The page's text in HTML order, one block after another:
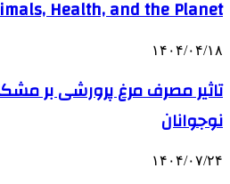
Health, and the Planet
۱۴۰۴/۰۴/۱۸
تاثیر مصرف مرغ پرورشی بر
نوجوانان
۱۴۰۴/۰۷/۲۴